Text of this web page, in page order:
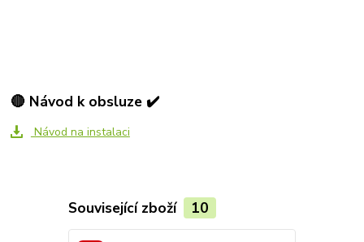
🔴 Návod k obsluze ✔️
Návod na instalaci
Související zboží 10